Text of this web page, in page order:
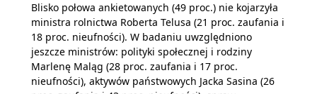
Blisko połowa ankietowanych (49 proc.) nie kojarzyła
ministra rolnictwa Roberta Telusa (21 proc. zaufania i
18 proc. nieufności). W badaniu uwzględniono
jeszcze ministrów: polityki społecznej i rodziny
Marlenę Maląg (28 proc. zaufania i 17 proc.
nieufności), aktywów państwowych Jacka Sasina (26